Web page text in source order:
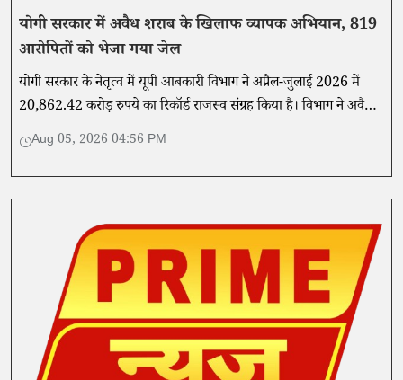
योगी सरकार में अवैध शराब के खिलाफ व्यापक अभियान, 819
आरोपितों को भेजा गया जेल
योगी सरकार के नेतृत्व में यूपी आबकारी विभाग ने अप्रैल-जुलाई 2026 में
20,862.42 करोड़ रुपये का रिकॉर्ड राजस्व संग्रह किया है। विभाग ने अवैध
शराब के खिलाफ कार्रवाई तेज करते हुए हजारों मामले दर्ज किए हैं
Aug 05, 2026 04:56 PM